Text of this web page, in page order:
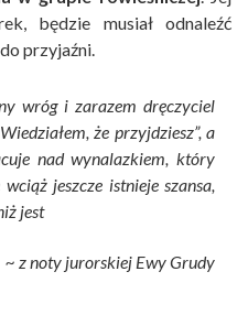
będzie musiał odnaleźć
przyjaźni.
wróg i zarazem dręczyciel
że przyjdziesz”, a
nad wynalazkiem, który
jeszcze istnieje szansa,
jest
~ z noty jurorskiej Ewy Grudy